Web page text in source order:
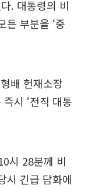
. 대통령의 비
든 부분을 ‘중
배 헌재소장
시 ‘전직 대통
시 28분께 비
시 긴급 담화에